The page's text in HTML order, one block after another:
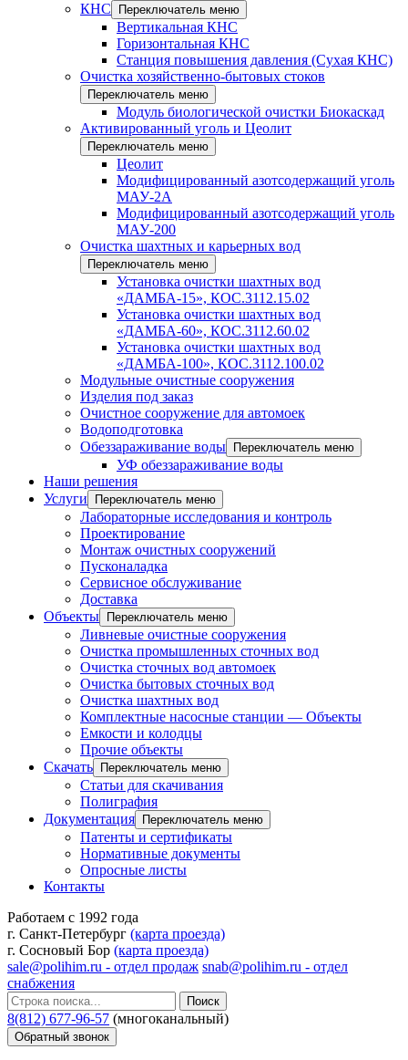
КНС
Переключатель меню
Вертикальная КНС
Горизонтальная КНС
Станция повышения давления (Сухая КНС)
Очистка хозяйственно-бытовых стоков
Переключатель меню
Модуль биологической очистки Биокаскад
Активированный уголь и Цеолит
Переключатель меню
Цеолит
Модифицированный азотсодержащий уголь
МАУ-2А
Модифицированный азотсодержащий уголь
МАУ-200
Очистка шахтных и карьерных вод
Переключатель меню
Установка очистки шахтных вод
«ДАМБА-15», КОС.3112.15.02
Установка очистки шахтных вод
«ДАМБА-60», КОС.3112.60.02
Установка очистки шахтных вод
«ДАМБА-100», КОС.3112.100.02
Модульные очистные сооружения
Изделия под заказ
Очистное сооружение для автомоек
Водоподготовка
Обеззараживание воды
Переключатель меню
УФ обеззараживание воды
Наши решения
Услуги
Переключатель меню
Лабораторные исследования и контроль
Проектирование
Монтаж очистных сооружений
Пусконаладка
Сервисное обслуживание
Доставка
Объекты
Переключатель меню
Ливневые очистные сооружения
Очистка промышленных сточных вод
Очистка сточных вод автомоек
Очистка бытовых сточных вод
Очистка шахтных вод
Комплектные насосные станции — Объекты
Емкости и колодцы
Прочие объекты
Скачать
Переключатель меню
Статьи для скачивания
Полиграфия
Документация
Переключатель меню
Патенты и сертификаты
Нормативные документы
Опросные листы
Контакты
Работаем с 1992 года
г. Санкт-Петербург (карта проезда)
г. Сосновый Бор (карта проезда)
sale@polihim.ru - отдел продаж snab@polihim.ru - отдел
снабжения
Поиск
8(812) 677-96-57 (многоканальный)
Обратный звонок